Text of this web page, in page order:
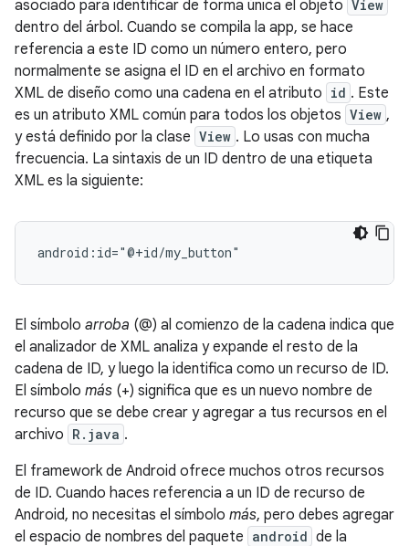
asociado para identificar de forma única el objeto View
dentro del árbol. Cuando se compila la app, se hace
referencia a este ID como un número entero, pero
normalmente se asigna el ID en el archivo en formato
XML de diseño como una cadena en el atributo id . Este
es un atributo XML común para todos los objetos View ,
y está definido por la clase View . Lo usas con mucha
frecuencia. La sintaxis de un ID dentro de una etiqueta
XML es la siguiente:
android:id="@+id/my_button"
El símbolo arroba (@) al comienzo de la cadena indica que
el analizador de XML analiza y expande el resto de la
cadena de ID, y luego la identifica como un recurso de ID.
El símbolo más (+) significa que es un nuevo nombre de
recurso que se debe crear y agregar a tus recursos en el
archivo R.java .
El framework de Android ofrece muchos otros recursos
de ID. Cuando haces referencia a un ID de recurso de
Android, no necesitas el símbolo más, pero debes agregar
el espacio de nombres del paquete android de la